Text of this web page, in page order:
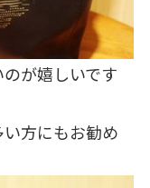
が嬉しいです
方にもお勧め